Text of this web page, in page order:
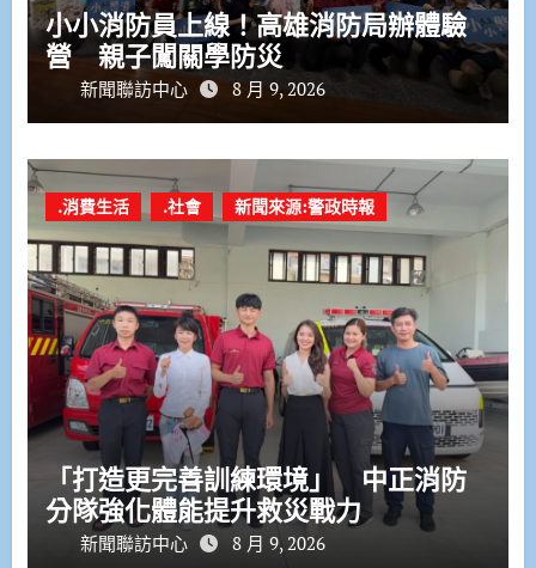
小小消防員上線！高雄消防局辦體驗
營 親子闖關學防災
新聞聯訪中心 8 月 9, 2026
.消費生活 .社會 新聞來源:警政時報
「打造更完善訓練環境」 中正消防
分隊強化體能提升救災戰力
新聞聯訪中心 8 月 9, 2026